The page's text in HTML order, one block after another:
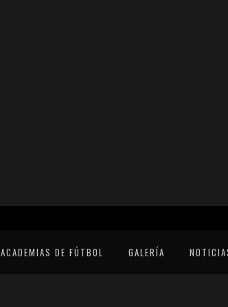
ACADEMIAS DE FÚTBOL GALERÍA